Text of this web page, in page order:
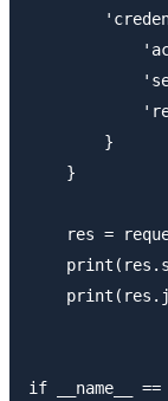
        }
    }
res =
if __name__